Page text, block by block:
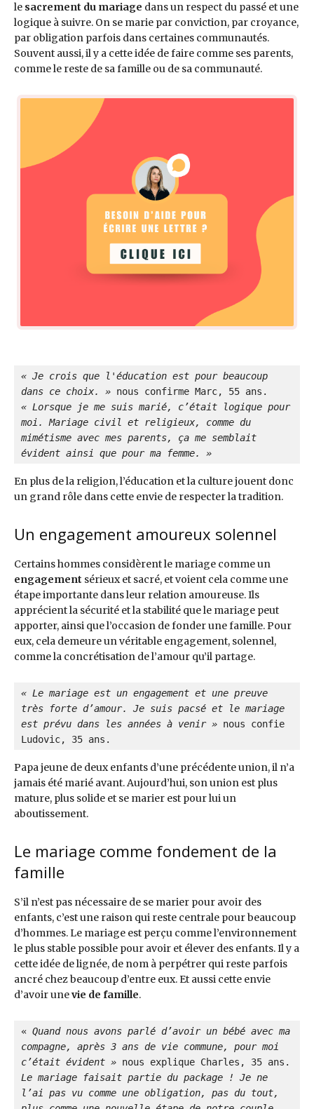
le sacrement du mariage dans un respect du passé et une
logique à suivre. On se marie par conviction, par croyance,
par obligation parfois dans certaines communautés.
Souvent aussi, il y a cette idée de faire comme ses parents,
comme le reste de sa famille ou de sa communauté.
« Je crois que l'éducation est pour beaucoup
dans ce choix. » nous confirme Marc, 55 ans.
« Lorsque je me suis marié, c’était logique pour
moi. Mariage civil et religieux, comme du
mimétisme avec mes parents, ça me semblait
évident ainsi que pour ma femme. »
En plus de la religion, l’éducation et la culture jouent donc
un grand rôle dans cette envie de respecter la tradition.
Un engagement amoureux solennel
Certains hommes considèrent le mariage comme un
engagement sérieux et sacré, et voient cela comme une
étape importante dans leur relation amoureuse. Ils
apprécient la sécurité et la stabilité que le mariage peut
apporter, ainsi que l’occasion de fonder une famille. Pour
eux, cela demeure un véritable engagement, solennel,
comme la concrétisation de l’amour qu’il partage.
« Le mariage est un engagement et une preuve
très forte d’amour. Je suis pacsé et le mariage
est prévu dans les années à venir » nous confie
Ludovic, 35 ans.
Papa jeune de deux enfants d’une précédente union, il n’a
jamais été marié avant. Aujourd’hui, son union est plus
mature, plus solide et se marier est pour lui un
aboutissement.
Le mariage comme fondement de la
famille
S’il n’est pas nécessaire de se marier pour avoir des
enfants, c’est une raison qui reste centrale pour beaucoup
d’hommes. Le mariage est perçu comme l’environnement
le plus stable possible pour avoir et élever des enfants. Il y a
cette idée de lignée, de nom à perpétrer qui reste parfois
ancré chez beaucoup d’entre eux. Et aussi cette envie
d’avoir unevie de famille.
« Quand nous avons parlé d’avoir un bébé avec ma
compagne, après 3 ans de vie commune, pour moi
c’était évident »
Le mariage faisait partie du package ! Je ne
l’ai pas vu comme une obligation, pas du tout,